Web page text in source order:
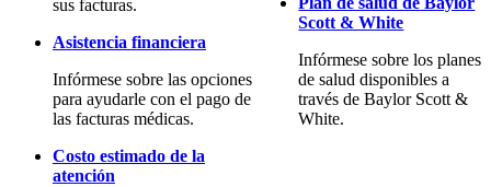
sus facturas.
Asistencia financiera
Infórmese sobre las opciones
para ayudarle con el pago de
las facturas médicas.
Costo estimado de la
atención
Scott & White
Infórmese sobre los planes
de salud disponibles a
través de Baylor Scott &
White.